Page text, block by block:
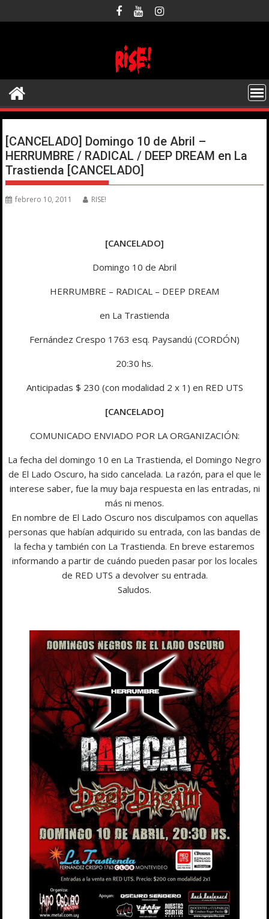
al
[CANCELADO] Domingo 10 de Abril –
HERRUMBRE / RADICAL / DEEP DREAM en La
Trastienda [CANCELADO]
febrero 10, 2011 RISE!
[CANCELADO]
Domingo 10 de Abril
HERRUMBRE – RADICAL – DEEP DREAM
en La Trastienda
Fernández Crespo 1763 esq. Paysandú (CORDÓN)
20:30 hs.
Anticipadas $ 230 (con modalidad 2 x 1) en RED UTS
[CANCELADO]
COMUNICADO ENVIADO POR LA ORGANIZACIÓN:
La fecha del domingo 10 en La Trastienda, el Domingo Negro
de El Lado Oscuro, ha sido cancelada. La razón, para el que le
interese saber, fue la muy baja respuesta en las entradas, ni
más ni menos.
En nombre de El Lado Oscuro nos disculpamos con aquellas
personas que habían adquirido su entrada, con las bandas de
la fecha y también con La Trastienda. En breve estaremos
informando a partir de cuándo pueden pasar por los locales
de RED UTS a devolver su entrada.
Saludos.